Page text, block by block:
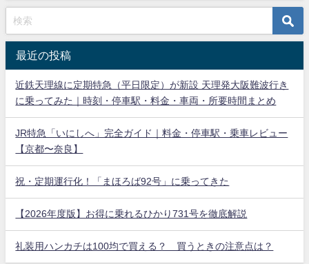
最近の投稿
近鉄天理線に定期特急（平日限定）が新設 天理発大阪難波行き
に乗ってみた｜時刻・停車駅・料金・車両・所要時間まとめ
JR特急「いにしへ」完全ガイド｜料金・停車駅・乗車レビュー
【京都〜奈良】
祝・定期運行化！「まほろば92号」に乗ってきた
【2026年度版】お得に乗れるひかり731号を徹底解説
礼装用ハンカチは100均で買える？ 買うときの注意点は？